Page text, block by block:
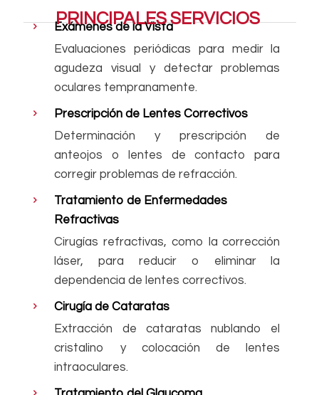
PRINCIPALES SERVICIOS
Exámenes de la Vista
Evaluaciones periódicas para medir la
agudeza visual y detectar problemas
oculares tempranamente.
Prescripción de Lentes Correctivos
Determinación y prescripción de
anteojos o lentes de contacto para
corregir problemas de refracción.
Tratamiento de Enfermedades
Refractivas
Cirugías refractivas, como la corrección
láser, para reducir o eliminar la
dependencia de lentes correctivos.
Cirugía de Cataratas
Extracción de cataratas nublando el
cristalino y colocación de lentes
intraoculares.